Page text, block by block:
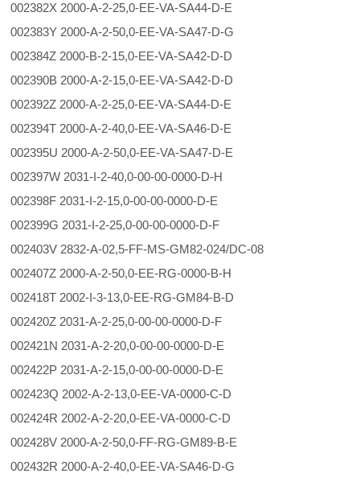
002382X 2000-A-2-25,0-EE-VA-SA44-D-E
002383Y 2000-A-2-50,0-EE-VA-SA47-D-G
002384Z 2000-B-2-15,0-EE-VA-SA42-D-D
002390B 2000-A-2-15,0-EE-VA-SA42-D-D
002392Z 2000-A-2-25,0-EE-VA-SA44-D-E
002394T 2000-A-2-40,0-EE-VA-SA46-D-E
002395U 2000-A-2-50,0-EE-VA-SA47-D-E
002397W 2031-I-2-40,0-00-00-0000-D-H
002398F 2031-I-2-15,0-00-00-0000-D-E
002399G 2031-I-2-25,0-00-00-0000-D-F
002403V 2832-A-02,5-FF-MS-GM82-024/DC-08
002407Z 2000-A-2-50,0-EE-RG-0000-B-H
002418T 2002-I-3-13,0-EE-RG-GM84-B-D
002420Z 2031-A-2-25,0-00-00-0000-D-F
002421N 2031-A-2-20,0-00-00-0000-D-E
002422P 2031-A-2-15,0-00-00-0000-D-E
002423Q 2002-A-2-13,0-EE-VA-0000-C-D
002424R 2002-A-2-20,0-EE-VA-0000-C-D
002428V 2000-A-2-50,0-FF-RG-GM89-B-E
002432R 2000-A-2-40,0-EE-VA-SA46-D-G